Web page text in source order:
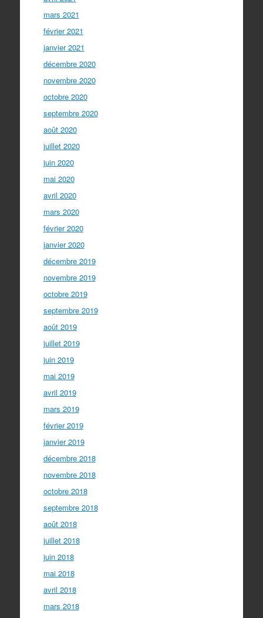
mars 2021
février 2021
janvier 2021
décembre 2020
novembre 2020
octobre 2020
septembre 2020
août 2020
juillet 2020
juin 2020
mai 2020
avril 2020
mars 2020
février 2020
janvier 2020
décembre 2019
novembre 2019
octobre 2019
septembre 2019
août 2019
juillet 2019
juin 2019
mai 2019
avril 2019
mars 2019
février 2019
janvier 2019
décembre 2018
novembre 2018
octobre 2018
septembre 2018
août 2018
juillet 2018
juin 2018
mai 2018
avril 2018
mars 2018